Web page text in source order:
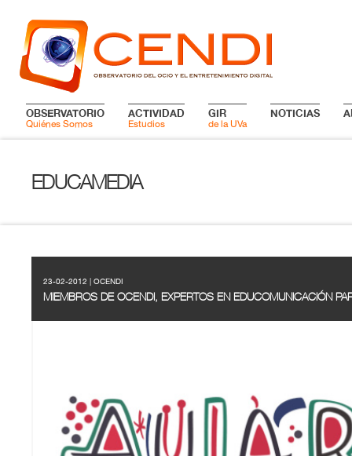
OBSERVATORIO
Quiénes Somos
ACTIVIDAD
Estudios
GIR
de la UVa
NOTICIAS
EDUCAMEDIA
23-02-2012 | OCENDI
MIEMBROS DE OCENDI, EXPERTOS EN EDUCOMUNICACIÓN